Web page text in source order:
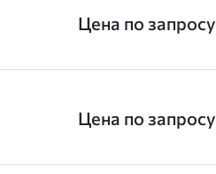
Цена по запросу
Цена по запросу